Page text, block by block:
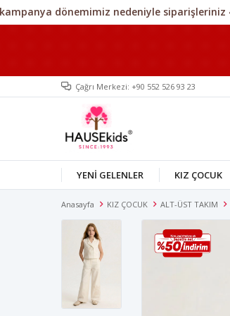
Çağrı Merkezi: +90 552 526 93 23
YENİ GELENLER KIZ ÇOCUK
Anasayfa KIZ ÇOCUK ALT-ÜST TAKIM